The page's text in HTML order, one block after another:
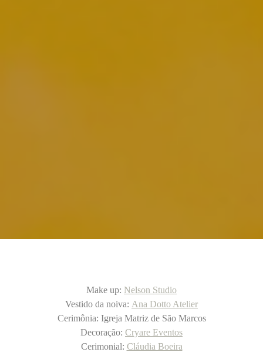
Make up: Nelson Studio
Vestido da noiva: Ana Dotto Atelier
Cerimônia: Igreja Matriz de São Marcos
Decoração: Cryare Eventos
Cerimonial: Cláudia Boeira